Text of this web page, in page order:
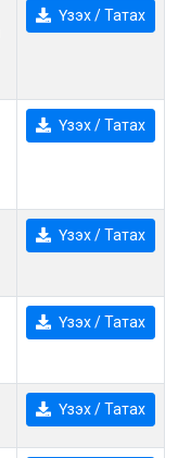
Үзэх / Татах
Үзэх / Татах
Үзэх / Татах
Үзэх / Татах
Үзэх / Татах